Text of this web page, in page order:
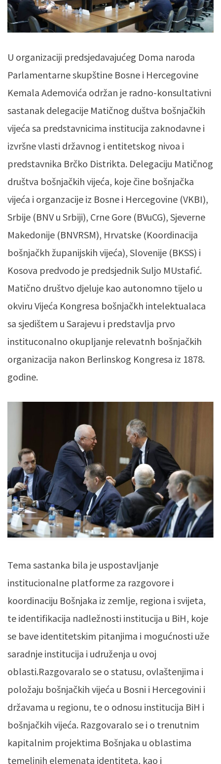
U organizaciji predsjedavajućeg Doma naroda
Parlamentarne skupštine Bosne i Hercegovine
Kemala Ademovića održan je radno-konsultativni
sastanak delegacije Matičnog duštva bošnjačkih
vijeća sa predstavnicima institucija zaknodavne i
izvršne vlasti državnog i entitetskog nivoa i
predstavnika Brčko Distrikta. Delegaciju Matičnog
društva bošnjačkih vijeća, koje čine bošnjačka
vijeća i organzacije iz Bosne i Hercegovine (VKBI),
Srbije (BNV u Srbiji), Crne Gore (BVuCG), Sjeverne
Makedonije (BNVRSM), Hrvatske (Koordinacija
bošnjačkh županijskih vijeća), Slovenije (BKSS) i
Kosova predvodo je predsjednik Suljo MUstafić.
Matično društvo djeluje kao autonomno tijelo u
okviru Vijeća Kongresa bošnjačkh intelektualaca
sa sjedištem u Sarajevu i predstavlja prvo
instituconalno okupljanje relevatnh bošnjačkih
organizacija nakon Berlinskog Kongresa iz 1878.
godine.
Tema sastanka bila je uspostavljanje
institucionalne platforme za razgovore i
koordinaciju Bošnjaka iz zemlje, regiona i svijeta,
te identifikacija nadležnosti institucija u BiH, koje
se bave identitetskim pitanjima i mogućnosti uže
saradnje institucija i udruženja u ovoj
oblasti.Razgovaralo se o statusu, ovlaštenjima i
položaju bošnjačkih vijeća u Bosni i Hercegovini i
državama u regionu, te o odnosu institucija BiH i
bošnjačkih vijeća. Razgovaralo se i o trenutnim
kapitalnim projektima Bošnjaka u oblastima
temeljnih elemenata identiteta, kao i